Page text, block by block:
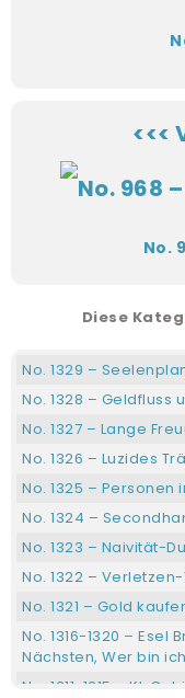
<<<
No.
Diese
No. 1329 –
No. 1328 – Geldfluss
No. 1327 – Lange
No. 1326 – Luzides
No. 1325 – Personen
No. 1324 –
No. 1323 – Naivität-
No. 1322 –
No. 1321 – Gold
No. 1316-1320 – Esel
Nächsten, Wer bin
No. 1311-1315 – KI,